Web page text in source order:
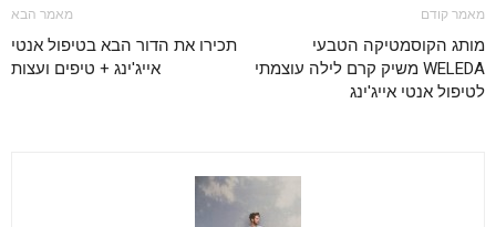
מאמר קודם
מותג הקוסמטיקה הטבעי
WELEDA משיק קרם לילה עוצמתי
לטיפול אנטי אייג'ינג
מאמר הבא
תכירו את הדור הבא בטיפול אנטי
אייג'ינג + טיפים ועצות